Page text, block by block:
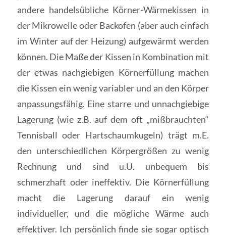
andere handelsübliche Körner-Wärmekissen in
der Mikrowelle oder Backofen (aber auch einfach
im Winter auf der Heizung) aufgewärmt werden
können. Die Maße der Kissen in Kombination mit
der etwas nachgiebigen Körnerfüllung machen
die Kissen ein wenig variabler und an den Körper
anpassungsfähig. Eine starre und unnachgiebige
Lagerung (wie z.B. auf dem oft „mißbrauchten“
Tennisball oder Hartschaumkugeln) trägt m.E.
den unterschiedlichen Körpergrößen zu wenig
Rechnung und sind u.U. unbequem bis
schmerzhaft oder ineffektiv. Die Körnerfüllung
macht die Lagerung darauf ein wenig
individueller, und die mögliche Wärme auch
effektiver. Ich persönlich finde sie sogar optisch